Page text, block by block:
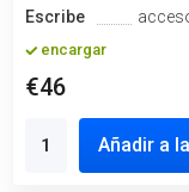
Escribe
encargar
€46
Añadir a